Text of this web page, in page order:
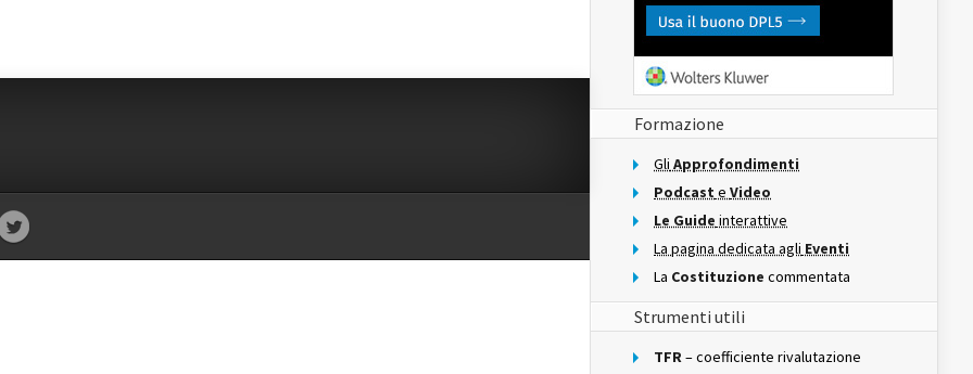
Formazione
Gli Approfondimenti
Podcast e Video
Le Guide interattive
La pagina dedicata agli Eventi
La Costituzione commentata
Strumenti utili
TFR– coefficiente rivalutazione